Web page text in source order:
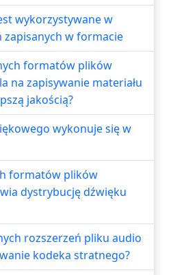
wykorzystywane w
w formacie
formatów plików
na zapisywanie materiału
jakością?
wykonuje się w
formatów plików
dystrybucję dźwięku
rozszerzeń pliku audio
kodeka stratnego?